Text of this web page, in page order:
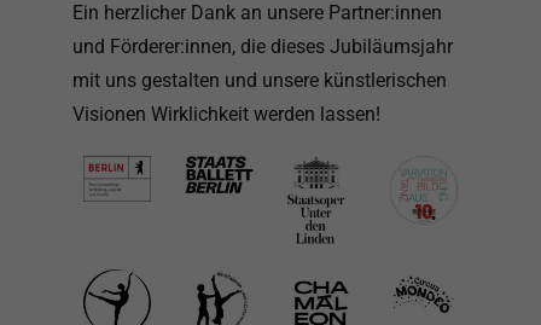
Ein herzlicher Dank an unsere Partner:innen
und Förderer:innen, die dieses Jubiläumsjahr
mit uns gestalten und unsere künstlerischen
Visionen Wirklichkeit werden lassen!